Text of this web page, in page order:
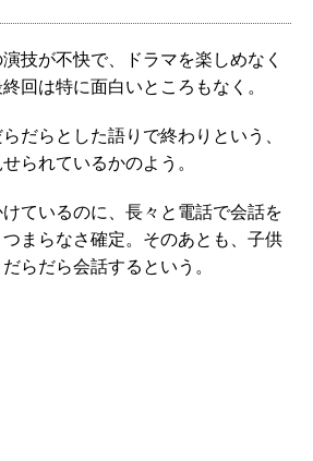
技が不快で、ドラマを楽しめなく
回は特に面白いところもなく。
だらとした語りで終わりという、
られているかのよう。
ているのに、長々と電話で会話を
まらなさ確定。そのあとも、子供
らだら会話するという。